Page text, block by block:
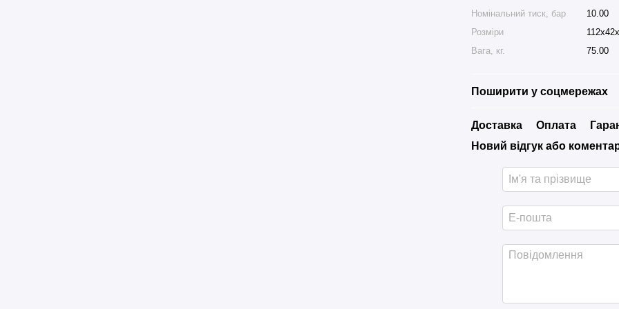
Номінальний тиск, бар
10.00
Розміри
Вага, кг.
75.00
Поширити у соцмережах
Доставка Оплата
Новий відгук або